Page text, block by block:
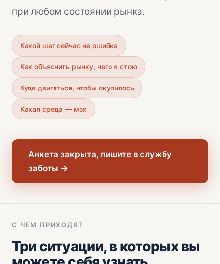
при любом состоянии рынка.
Какой шаг сейчас не ошибка
Как объяснить рынку, чего я стою
Куда двигаться, чтобы окупилось
Какая среда — моя
Анкета закрыта, пишите в службу
заботы →
С ЧЕМ ПРИХОДЯТ
Три ситуации, в которых вы